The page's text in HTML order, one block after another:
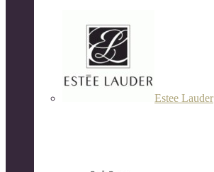
Estee Lauder